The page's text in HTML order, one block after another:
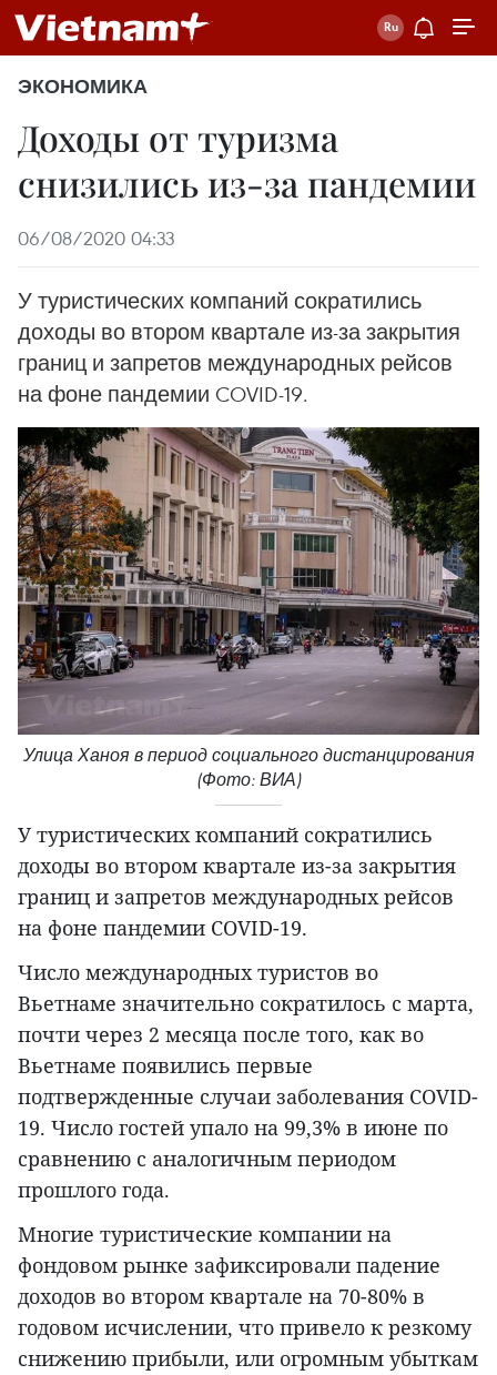
ЭКОНОМИКА
Доходы от туризма
снизились из-за пандемии
06/08/2020 04:33
У туристических компаний сократились
доходы во втором квартале из-за закрытия
границ и запретов международных рейсов
на фоне пандемии COVID-19.
Улица Ханоя в период социального дистанцирования
(Фото: ВИА)
У туристических компаний сократились
доходы во втором квартале из-за закрытия
границ и запретов международных рейсов
на фоне пандемии COVID-19.
Число международных туристов во
Вьетнаме значительно сократилось с марта,
почти через 2 месяца после того, как во
Вьетнаме появились первые
подтвержденные случаи заболевания COVID-
19. Число гостей упало на 99,3% в июне по
сравнению с аналогичным периодом
прошлого года.
Многие туристические компании на
фондовом рынке зафиксировали падение
доходов во втором квартале на 70-80% в
годовом исчислении, что привело к резкому
снижению прибыли, или огромным убыткам